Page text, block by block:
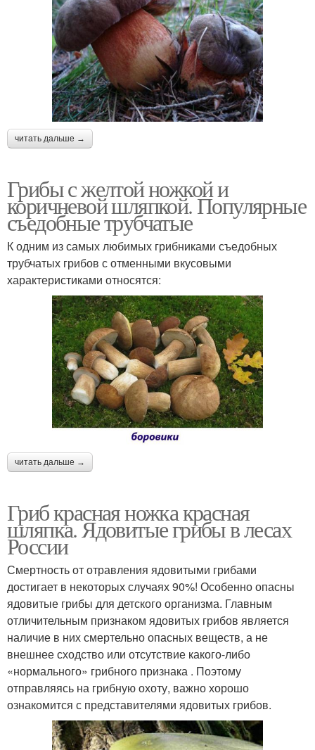
читать дальше →
Грибы с желтой ножкой и
коричневой шляпкой. Популярные
съедобные трубчатые
К одним из самых любимых грибниками съедобных
трубчатых грибов с отменными вкусовыми
характеристиками относятся:
читать дальше →
Гриб красная ножка красная
шляпка. Ядовитые грибы в лесах
России
Смертность от отравления ядовитыми грибами
достигает в некоторых случаях 90%! Особенно опасны
ядовитые грибы для детского организма. Главным
отличительным признаком ядовитых грибов является
наличие в них смертельно опасных веществ, а не
внешнее сходство или отсутствие какого-либо
«нормального» грибного признака . Поэтому
отправляясь на грибную охоту, важно хорошо
ознакомится с представителями ядовитых грибов.